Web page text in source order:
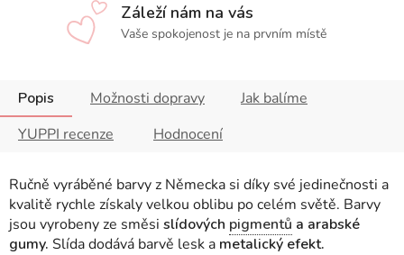
Záleží nám na vás
Vaše spokojenost je na prvním místě
Popis Možnosti dopravy
Jak balíme
YUPPI recenze
Hodnocení
Ručně vyráběné barvy z Německa si díky své jedinečnosti a
kvalitě rychle získaly velkou oblibu po celém světě. Barvy
jsou vyrobeny ze směsi slídových pigmentů a arabské
gumy. Slída dodává barvě lesk a metalický efekt.